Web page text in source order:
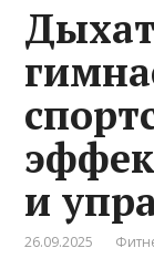
и
26.09.2025